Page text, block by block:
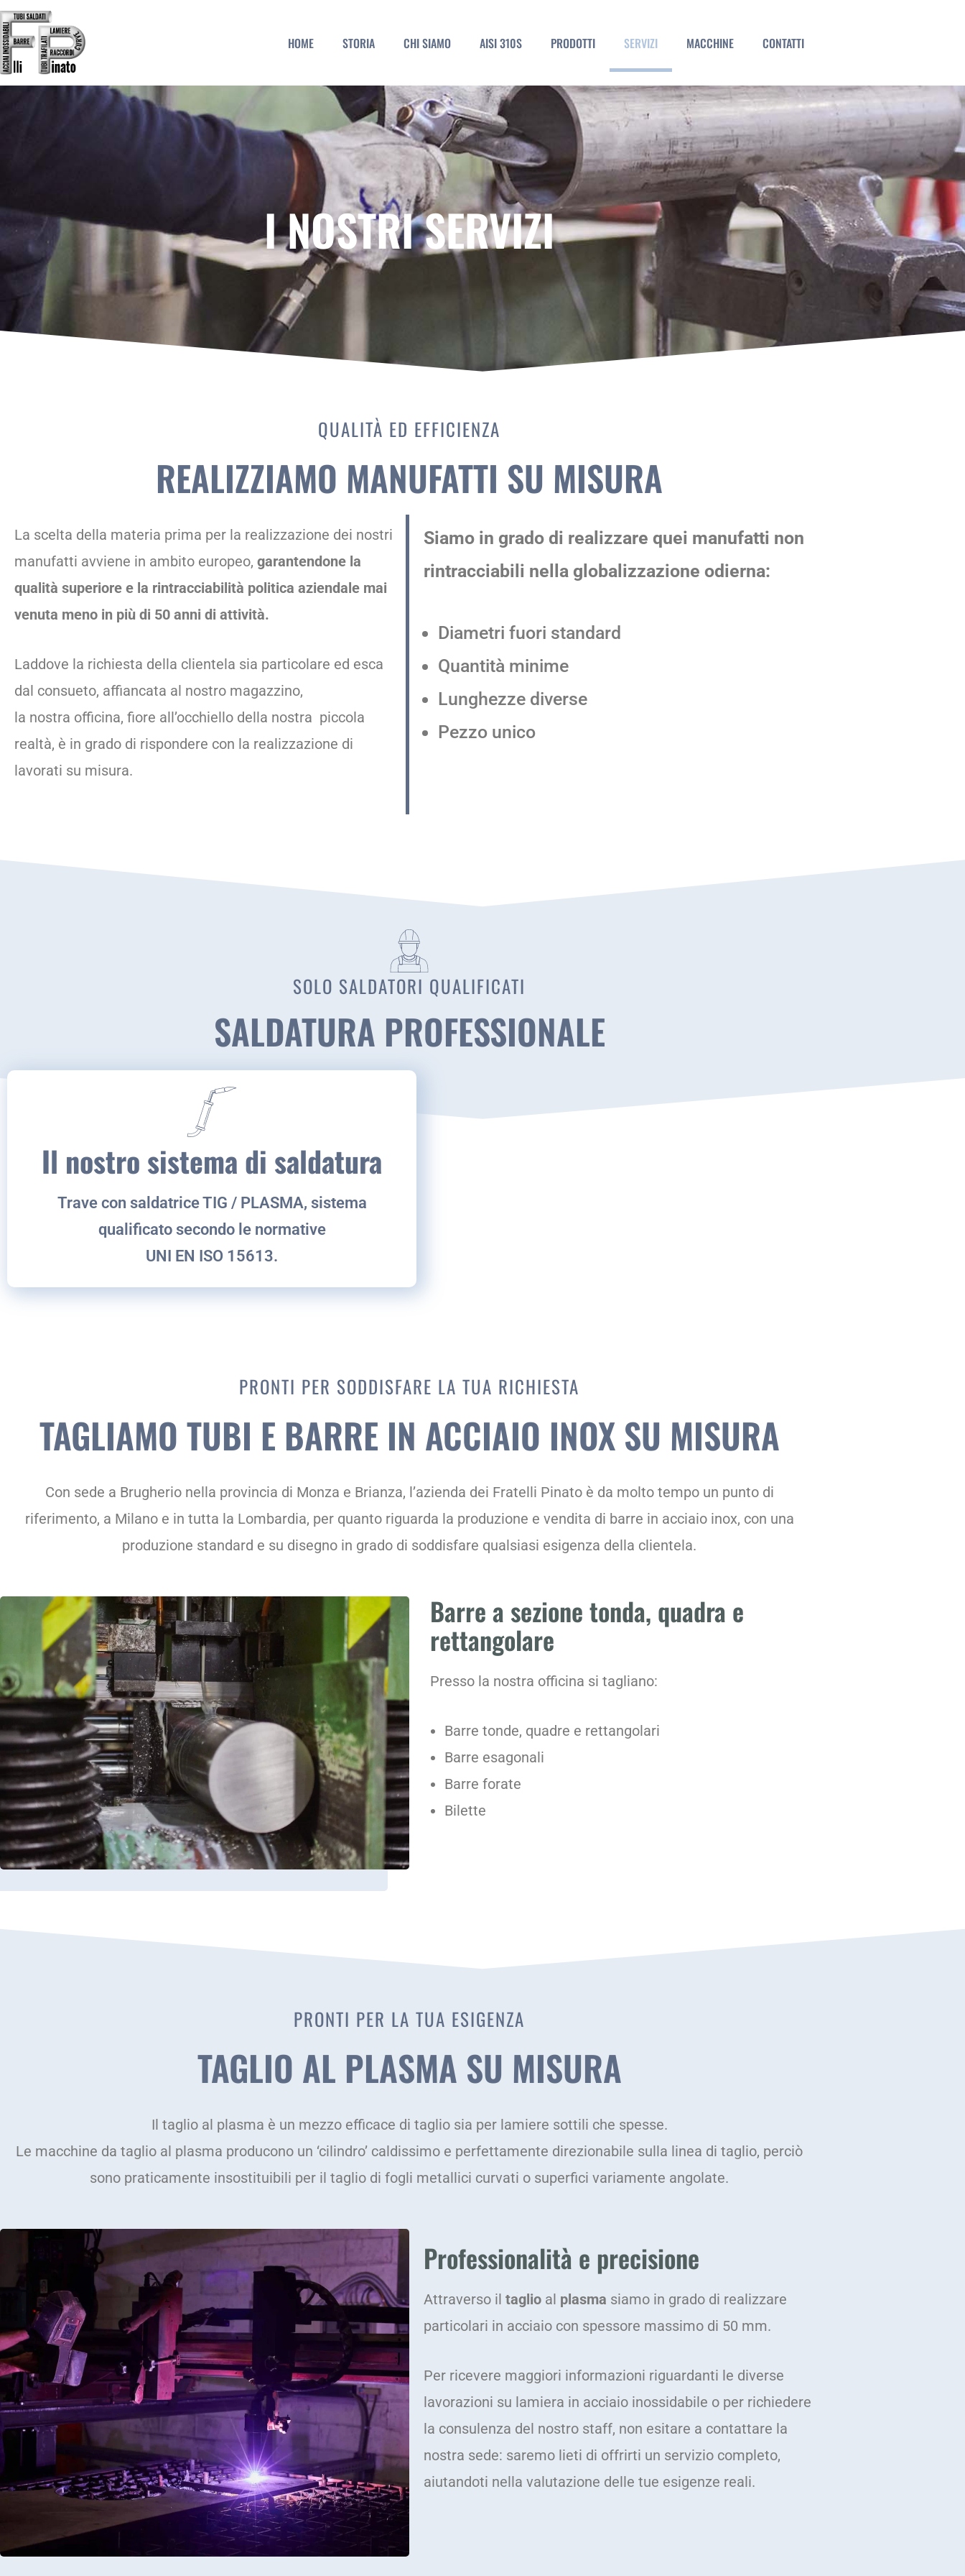
HOME STORIA CHI SIAMO AISI 310S PRODOTTI SERVIZI MACCHINE CONTATTI
I NOSTRI SERVIZI
QUALITÀ ED EFFICIENZA
REALIZZIAMO MANUFATTI SU MISURA
La scelta della materia prima per la realizzazione dei nostri
manufatti avviene in ambito europeo, garantendone la
qualità superiore e la rintracciabilità politica aziendale mai
venuta meno in più di 50 anni di attività.
Laddove la richiesta della clientela sia particolare ed esca
dal consueto, affiancata al nostro magazzino,
la nostra officina, fiore all’occhiello della nostra piccola
realtà, è in grado di rispondere con la realizzazione di
lavorati su misura.
Siamo in grado di realizzare quei manufatti non
rintracciabili nella globalizzazione odierna:
Diametri fuori standard
Quantità minime
Lunghezze diverse
Pezzo unico
SOLO SALDATORI QUALIFICATI
SALDATURA PROFESSIONALE
Il nostro sistema di saldatura
Trave con saldatrice TIG / PLASMA, sistema
qualificato secondo le normative
UNI EN ISO 15613.
PRONTI PER SODDISFARE LA TUA RICHIESTA
TAGLIAMO TUBI E BARRE IN ACCIAIO INOX SU MISURA
Con sede a Brugherio nella provincia di Monza e Brianza, l’azienda dei Fratelli Pinato è da molto tempo un punto di
riferimento, a Milano e in tutta la Lombardia, per quanto riguarda la produzione e vendita di barre in acciaio inox, con una
produzione standard e su disegno in grado di soddisfare qualsiasi esigenza della clientela.
Barre a sezione tonda, quadra e
rettangolare
Presso la nostra officina si tagliano:
Barre tonde, quadre e rettangolari
Barre esagonali
Barre forate
Bilette
PRONTI PER LA TUA ESIGENZA
TAGLIO AL PLASMA SU MISURA
Il taglio al plasma è un mezzo efficace di taglio sia per lamiere sottili che spesse.
Le macchine da taglio al plasma producono un ‘cilindro’ caldissimo e perfettamente direzionabile sulla linea di taglio, perciò
sono praticamente insostituibili per il taglio di fogli metallici curvati o superfici variamente angolate.
Professionalità e precisione
Attraverso il taglio al plasma siamo in grado di realizzare
particolari in acciaio con spessore massimo di 50 mm.
Per ricevere maggiori informazioni riguardanti le diverse
lavorazioni su lamiera in acciaio inossidabile o per richiedere
la consulenza del nostro staff, non esitare a contattare la
nostra sede: saremo lieti di offrirti un servizio completo,
aiutandoti nella valutazione delle tue esigenze reali.